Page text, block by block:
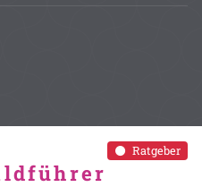
Ratgeber